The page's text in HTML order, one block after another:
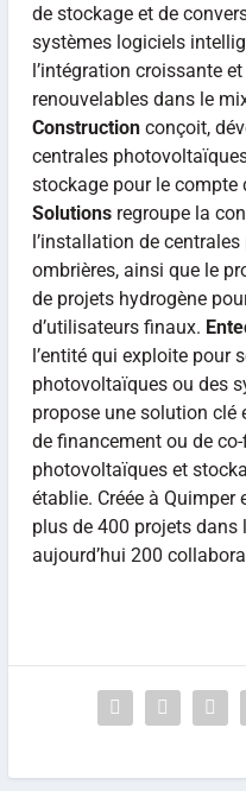
de stockage et de
systèmes logiciels
l’intégration croissante
renouvelables dans le
Construction conçoit,
centrales
stockage pour le compte
Solutions regroupe la
l’installation de
ombrières, ainsi que le
de projets hydrogène
d’utilisateurs finaux.
l’entité qui exploite pour
photovoltaïques ou des
propose une solution clé
de financement ou de
photovoltaïques et
établie. Créée à Quimper
plus de 400 projets dans
aujourd’hui 200